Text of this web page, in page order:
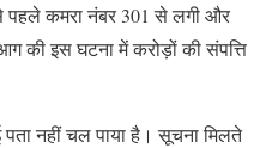
कमरा नंबर 301 से लगी और
की इस घटना में करोड़ों की संपत्ति
नहीं चल पाया है। सूचना मिलते